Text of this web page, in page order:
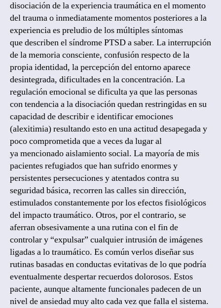
disociación de la experiencia traumática en el momento
del trauma o inmediatamente momentos posteriores a la
experiencia es preludio de los múltiples síntomas
que describen el síndrome PTSD a saber. La interrupción
de la memoria consciente, confusión respecto de la
propia identidad, la percepción del entorno aparece
desintegrada, dificultades en la concentración. La
regulación emocional se dificulta ya que las personas
con tendencia a la disociación quedan restringidas en su
capacidad de describir e identificar emociones
(alexitimia) resultando esto en una actitud desapegada y
poco comprometida que a veces da lugar al
ya mencionado aislamiento social. La mayoría de mis
pacientes refugiados que han sufrido enormes y
persistentes persecuciones y atentados contra su
seguridad básica, recorren las calles sin dirección,
estimulados constantemente por los efectos fisiológicos
del impacto traumático. Otros, por el contrario, se
aferran obsesivamente a una rutina con el fin de
controlar y “expulsar” cualquier intrusión de imágenes
ligadas a lo traumático. Es común verlos diseñar sus
rutinas basadas en conductas evitativas de lo que podría
eventualmente despertar recuerdos dolorosos. Estos
paciente, aunque altamente funcionales padecen de un
nivel de ansiedad muy alto cada vez que falla el sistema.